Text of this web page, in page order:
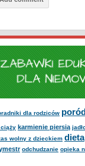
dla rodziców
karmienie piersią
wolny z dzieckiem dieta
odchudzanie opieka